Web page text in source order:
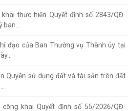
thực hiện Quyết định số 2843/QĐ-
đạo của Ban Thường vụ Thành ủy tại
Quyền sử dụng đất và tài sản trên đất
khai Quyết định số 55/2026/QĐ-